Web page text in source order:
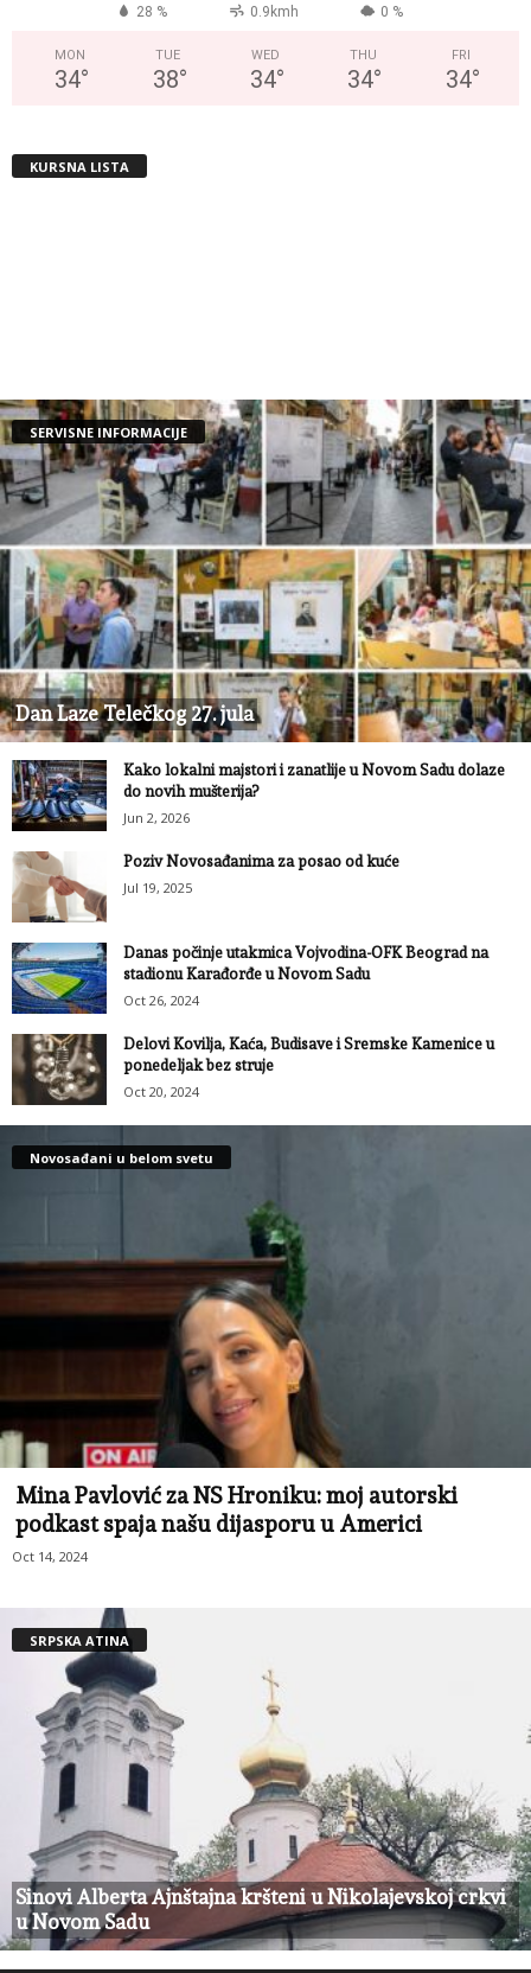
28 % 0.9kmh 0 %
MON
34°
TUE
38°
WED
34°
THU
34°
FRI
34°
KURSNA LISTA
SERVISNE INFORMACIJE
Dan Laze Telečkog 27. jula
Kako lokalni majstori i zanatlije u Novom Sadu dolaze
do novih mušterija?
Jun 2, 2026
Poziv Novosađanima za posao od kuće
Jul 19, 2025
Danas počinje utakmica Vojvodina-OFK Beograd na
stadionu Karađorđe u Novom Sadu
Oct 26, 2024
Delovi Kovilja, Kaća, Budisave i Sremske Kamenice u
ponedeljak bez struje
Oct 20, 2024
Novosađani u belom svetu
Mina Pavlović za NS Hroniku: moj autorski
podkast spaja našu dijasporu u Americi
Oct 14, 2024
SRPSKA ATINA
Sinovi Alberta Ajnštajna kršteni u Nikolajevskoj crkvi
u Novom Sadu